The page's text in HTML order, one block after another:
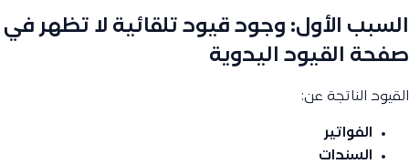
السبب الأول: وجود قيود تلقائية لا تظهر في
صفحة القيود اليدوية
القيود الناتجة عن:
الفواتير
السندات